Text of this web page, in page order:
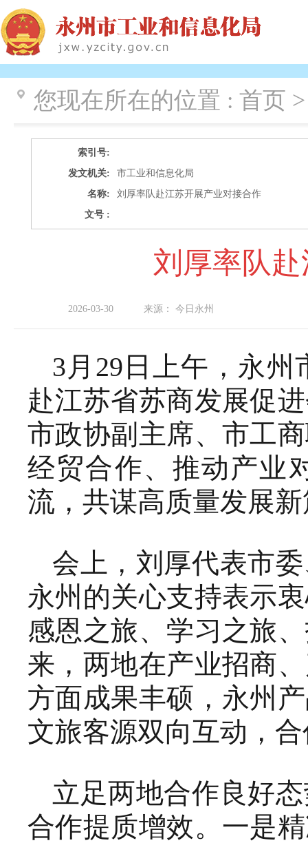
您现在所在的位置 : 首页
索引号:
发文机关:
市工业和信息化局
名称:
刘厚率队赴江苏开展产业对接合作
文号 :
刘厚率队
2026-03-30 来源： 今日永州
3月29日上午，永
赴江苏省苏商发展促
市政协副主席、市工
经贸合作、推动产业
流，共谋高质量发展
会上，刘厚代表市
永州的关心支持表示
感恩之旅、学习之旅
来，两地在产业招商
方面成果丰硕，永州
文旅客源双向互动，
立足两地合作良好
合作提质增效。一是